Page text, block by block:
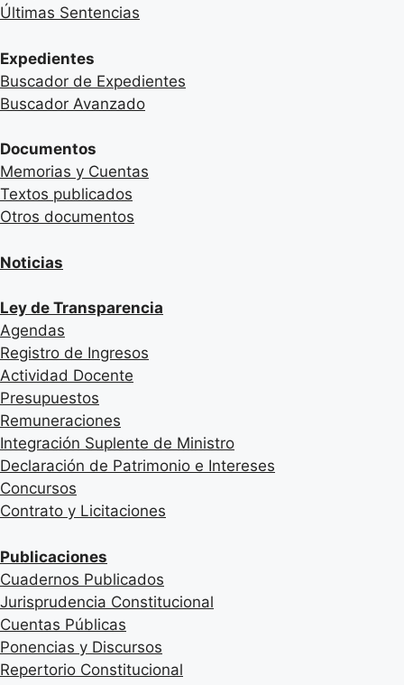
Últimas Sentencias
Expedientes
Buscador de Expedientes
Buscador Avanzado
Documentos
Memorias y Cuentas
Textos publicados
Otros documentos
Noticias
Ley de Transparencia
Agendas
Registro de Ingresos
Actividad Docente
Presupuestos
Remuneraciones
Integración Suplente de Ministro
Declaración de Patrimonio e Intereses
Concursos
Contrato y Licitaciones
Publicaciones
Cuadernos Publicados
Jurisprudencia Constitucional
Cuentas Públicas
Ponencias y Discursos
Repertorio Constitucional